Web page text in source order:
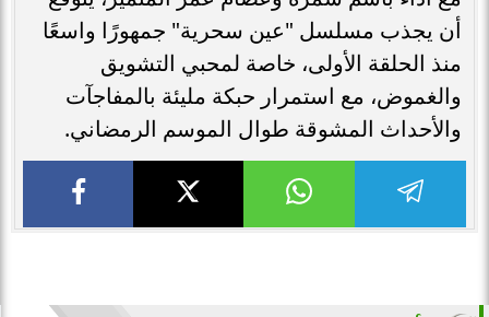
أن يجذب مسلسل "عين سحرية" جمهورًا واسعًا
منذ الحلقة الأولى، خاصة لمحبي التشويق
والغموض، مع استمرار حبكة مليئة بالمفاجآت
والأحداث المشوقة طوال الموسم الرمضاني.